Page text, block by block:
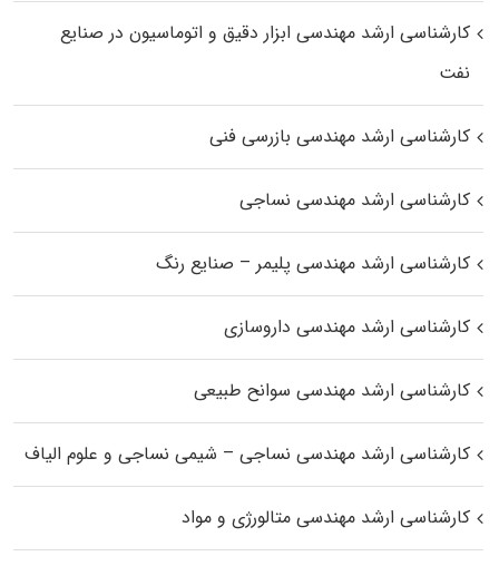
کارشناسی ارشد مهندسی ابزار دقیق و اتوماسیون در صنایع
نفت
کارشناسی ارشد مهندسی بازرسی فنی
کارشناسی ارشد مهندسی نساجی
کارشناسی ارشد مهندسی پلیمر – صنایع رنگ
کارشناسی ارشد مهندسی داروسازی
کارشناسی ارشد مهندسی سوانح طبیعی
کارشناسی ارشد مهندسی نساجی – شیمی نساجی و علوم الیاف
کارشناسی ارشد مهندسی متالورژی و مواد